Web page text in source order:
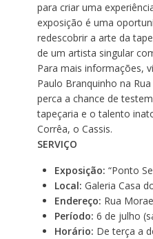
para criar uma
exposição é uma
redescobrir a arte da
de um artista singular
Para mais informações,
Paulo Branquinho na
perca a chance de
tapeçaria e o talento
Corrêa, o Cassis.
SERVIÇO
Exposição: “Ponto
Local: Galeria Casa
Endereço: Rua
Período: 6 de julho
Horário: De terça a